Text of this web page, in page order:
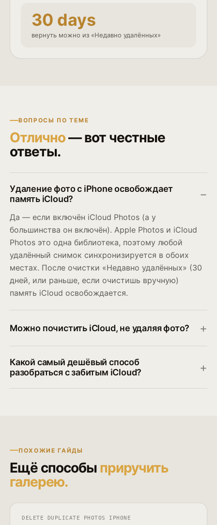
30 days
вернуть можно из «Недавно удалённых»
ВОПРОСЫ ПО ТЕМЕ
Отлично— вот честные
ответы.
Удаление фото с iPhone освобождает
память iCloud?
Да — если включён iCloud Photos (а у
большинства он включён). Apple Photos и iCloud
Photos это одна библиотека, поэтому любой
удалённый снимок синхронизируется в обоих
местах. После очистки «Недавно удалённых» (30
дней, или раньше, если очистишь вручную)
память iCloud освобождается.
Можно почистить iCloud, не удаляя фото?
Какой самый дешёвый способ
разобраться с забитым iCloud?
ПОХОЖИЕ ГАЙДЫ
Ещё способы приручить
галерею.
DELETE DUPLICATE PHOTOS IPHONE